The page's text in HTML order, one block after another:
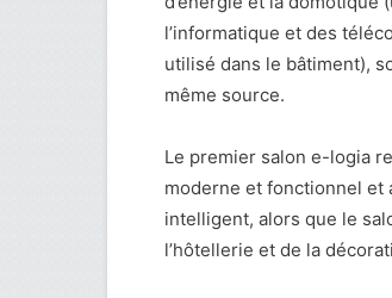
l’informatique et des
utilisé dans le bâtiment),
même source.
Le premier salon e-logia
moderne et fonctionnel et
intelligent, alors que le
l’hôtellerie et de la